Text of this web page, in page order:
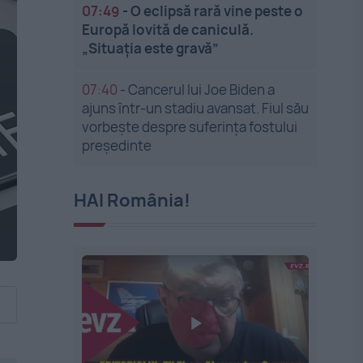
07:49 -O eclipsă rară vine peste o
Europă lovită de caniculă.
„Situația este gravă”
07:40 -Cancerul lui Joe Biden a
ajuns într-un stadiu avansat. Fiul său
vorbește despre suferința fostului
președinte
HAI România!